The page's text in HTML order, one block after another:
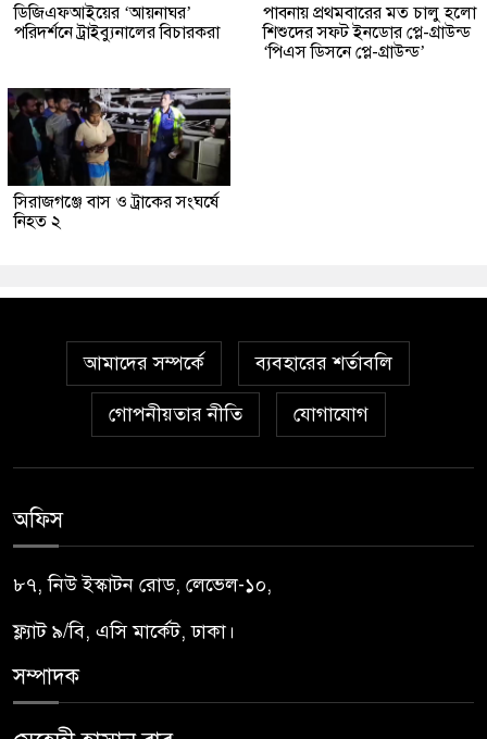
ডিজিএফআইয়ের ‘আয়নাঘর’
পরিদর্শনে ট্রাইব্যুনালের বিচারকরা
পাবনায় প্রথমবারের মত চালু হলো
শিশুদের সফট ইনডোর প্লে-গ্রাউন্ড
‘পিএস ডিসনে প্লে-গ্রাউন্ড’
সিরাজগঞ্জে বাস ও ট্রাকের সংঘর্ষে
নিহত ২
আমাদের সম্পর্কে ব্যবহারের শর্তাবলি
গোপনীয়তার নীতি যোগাযোগ
অফিস
৮৭, নিউ ইস্কাটন রোড, লেভেল-১০,
ফ্ল্যাট ৯/বি, এসি মার্কেট, ঢাকা।
সম্পাদক